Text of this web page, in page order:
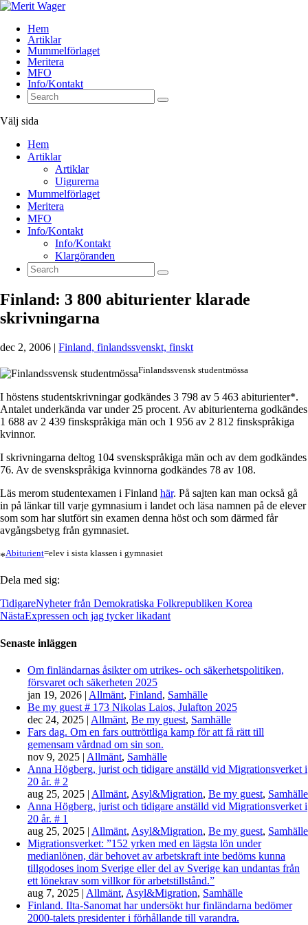
Hem
Artiklar
Mummelförlaget
Meritera
MFO
Info/Kontakt
Välj sida
Hem
Artiklar
Artiklar
Uigurerna
Mummelförlaget
Meritera
MFO
Info/Kontakt
Info/Kontakt
Klargöranden
Finland: 3 800 abiturienter klarade
skrivningarna
dec 2, 2006 | Finland, finlandssvenskt, finskt
Finlandssvensk studentmössa
I höstens studentskrivningar godkändes 3 798 av 5 463 abiturienter*.
Antalet underkända var under 25 procent. Av abiturienterna godkändes
1 688 av 2 439 finskspråkiga män och 1 956 av 2 812 finskspråkiga
kvinnor.
I skrivningarna deltog 104 svenskspråkiga män och av dem godkändes
76. Av de svenskspråkiga kvinnorna godkändes 78 av 108.
Läs merom studentexamen i Finland här. På sajten kan man också gå
in på länkar till varje gymnasium i landet och läsa namnen på de elever
som som har slutfört sin examen denna höst och som därmed får
avgångsbetyg från gymnasiet.
*Abiturient=elev i sista klassen i gymnasiet
Dela med sig:
TidigareNyheter från Demokratiska Folkrepubliken Korea
NästaExpressen och jag tycker likadant
Senaste inläggen
Om finländarnas åsikter om utrikes- och säkerhetspolitiken,
försvaret och säkerheten 2025
jan 19, 2026 | Allmänt, Finland, Samhälle
Be my guest # 173 Nikolas Laios, Julafton 2025
dec 24, 2025 | Allmänt, Be my guest, Samhälle
Fars dag. Om en fars outtröttliga kamp för att få rätt till
gemensam vårdnad om sin son.
nov 9, 2025 | Allmänt, Samhälle
Anna Högberg, jurist och tidigare anställd vid Migrationsverket i
20 år. # 2
aug 25, 2025 | Allmänt, Asyl&Migration, Be my guest, Samhälle
Anna Högberg, jurist och tidigare anställd vid Migrationsverket i
20 år. # 1
aug 25, 2025 | Allmänt, Asyl&Migration, Be my guest, Samhälle
Migrationsverket: ”152 yrken med en lägsta lön under
medianlönen, där behovet av arbetskraft inte bedöms kunna
tillgodoses inom Sverige eller del av Sverige kan undantas från
ett lönekrav som villkor för arbetstillstånd.”
aug 7, 2025 | Allmänt, Asyl&Migration, Samhälle
Finland. Ilta-Sanomat har undersökt hur finländarna bedömer
2000-talets presidenter i förhållande till varandra.